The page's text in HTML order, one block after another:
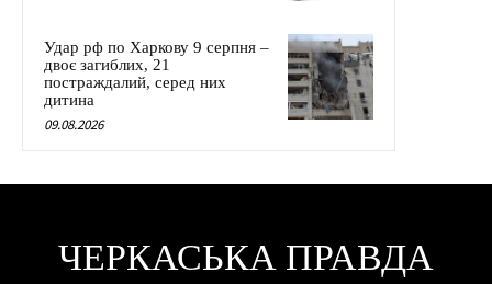
Удар рф по Харкову 9 серпня –
двоє загиблих, 21
постраждалий, серед них
дитина
09.08.2026
ЧЕРКАСЬКА ПРАВДА